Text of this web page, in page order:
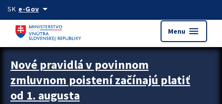
Preskocit na hlavný obsah
SK e-Govarrow_drop_down
Menu menu
Zastavit automatický posun upútavok
Nové pravidlá v povinnom
zmluvnom poistení začínajú platiť
od 1. augusta